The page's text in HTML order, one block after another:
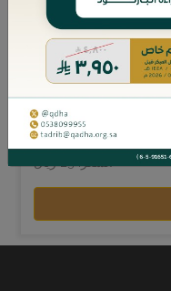
بيانات الكتاب
المؤلفين:
عدد الصفحات: 0